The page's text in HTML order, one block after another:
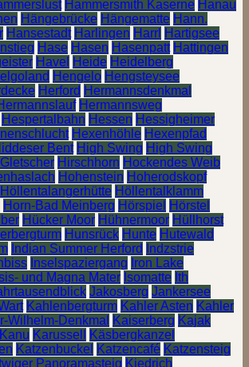
Hammersmith Kaserne Hanau
Hängebrücke Hängematte Hann.
Hansestadt Harlingen Harrl Hartigsee
Hase Hasen Hasenpatt Hattingen
Havel Heide Heidelberg
Hengelo Hengsteysee
Herford Hermannsdenkmal
Hermannsweg
Hespertalbahn Hessen Hessigheimer
Hexenhöhle Hexenpfad
Bent High Swing High Swing
Hirschhorn Hockendes Weib
Hohenstein Hoherodskopf
Höllentalangerhütte Höllentalklamm
Horn-Bad Meinberg Hörspiel Hörstel
Hücker Moor Hühnermoor Hüllhorst
Hunsrück Hunte Hutewald
Indian Summer Herford
Indzstrie
Inselspaziergang Iron Lake
und Magna Mater Isomatte Ith
Jakosberg Jankersee
Kahlenbergturm Kahler Asten Kahler
Wilhelm-Denkmal Kaiserberg Kajak
Kanu Karussell
Käsbergkanzel
Katzenbuckel Katzencafé Katzensteig
Panoramasteig Kiedrich